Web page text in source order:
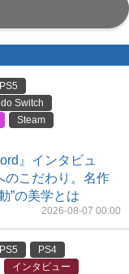
PS5
Switch
Steam
』インタビュ
のこだわり。名作
”の美学とは
2026-08-07 00:00
PS5
PS4
インタビュー